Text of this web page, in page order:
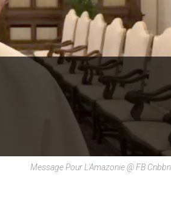
Message Pour L'Amazonie @ FB